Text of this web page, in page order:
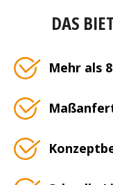
DAS
Mehr als